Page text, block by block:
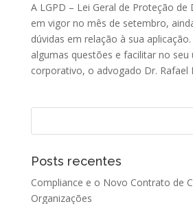
A LGPD – Lei Geral de Proteção de
em vigor no mês de setembro,
dúvidas em relação à sua
algumas questões e facilitar no
corporativo, o advogado Dr. Rafael
Posts recentes
Compliance e o Novo Contrato de
Organizações